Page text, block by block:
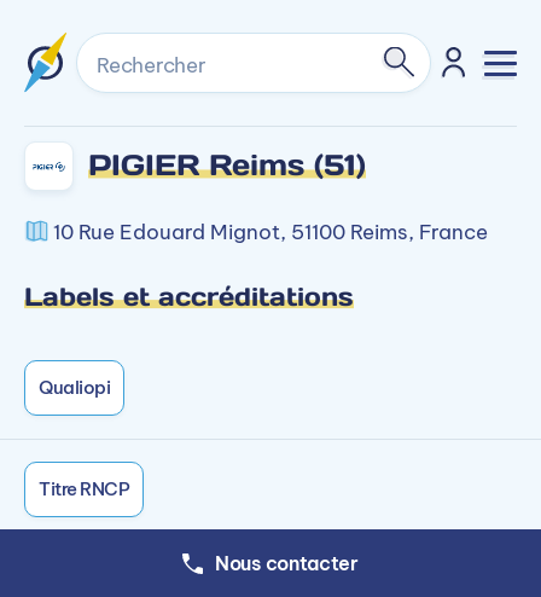
Rechercher
PIGIER Reims (51)
10 Rue Edouard Mignot, 51100 Reims, France
Labels et accréditations
Qualiopi
Titre RNCP
Nous contacter